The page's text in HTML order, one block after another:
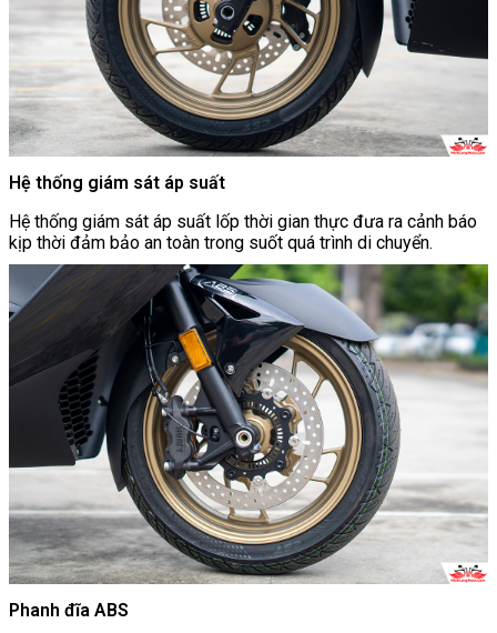
Hệ thống giám sát áp suất
Hệ thống giám sát áp suất lốp thời gian thực đưa ra cảnh báo
kịp thời đảm bảo an toàn trong suốt quá trình di chuyển.
Phanh đĩa ABS